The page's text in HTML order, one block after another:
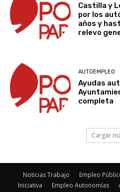
Castilla y
por los
años y
relevo
AUTOEMPLEO
Ayudas
completa
Cargar
Noticias Trabajo Empleo
Iniciativa
Empleo Autonomías